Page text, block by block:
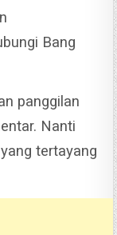
Bang
panggilan
Nanti
tertayang